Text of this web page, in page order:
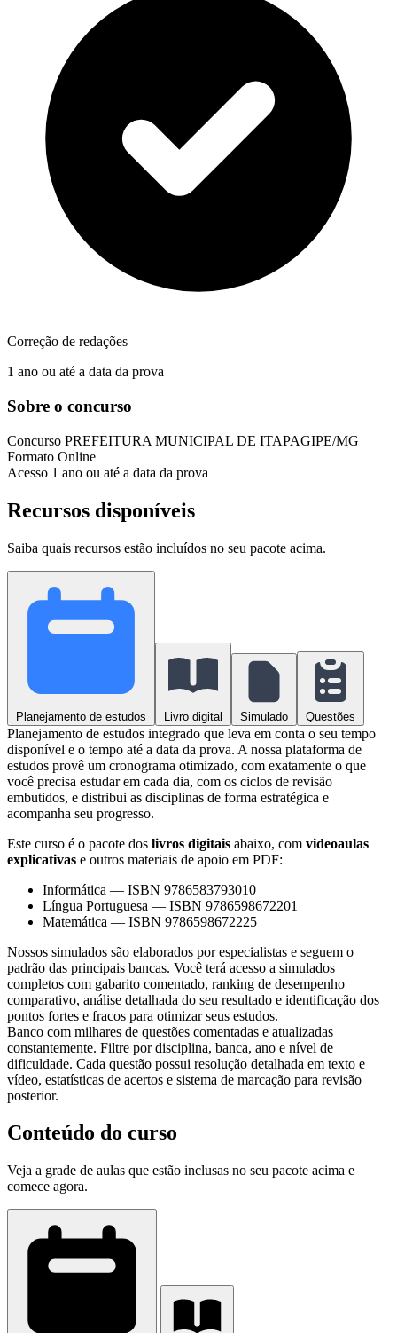
Correção de redações
1 ano ou até a data da prova
Sobre o concurso
Concurso PREFEITURA MUNICIPAL DE ITAPAGIPE/MG
Formato Online
Acesso 1 ano ou até a data da prova
Recursos disponíveis
Saiba quais recursos estão incluídos no seu pacote acima.
Planejamento de estudos Livro digital Simulado Questões
Planejamento de estudos integrado que leva em conta o seu tempo
disponível e o tempo até a data da prova. A nossa plataforma de
estudos provê um cronograma otimizado, com exatamente o que
você precisa estudar em cada dia, com os ciclos de revisão
embutidos, e distribui as disciplinas de forma estratégica e
acompanha seu progresso.
Este curso é o pacote dos livros digitais abaixo, com videoaulas
explicativas e outros materiais de apoio em PDF:
Informática — ISBN 9786583793010
Língua Portuguesa — ISBN 9786598672201
Matemática — ISBN 9786598672225
Nossos simulados são elaborados por especialistas e seguem o
padrão das principais bancas. Você terá acesso a simulados
completos com gabarito comentado, ranking de desempenho
comparativo, análise detalhada do seu resultado e identificação dos
pontos fortes e fracos para otimizar seus estudos.
Banco com milhares de questões comentadas e atualizadas
constantemente. Filtre por disciplina, banca, ano e nível de
dificuldade. Cada questão possui resolução detalhada em texto e
vídeo, estatísticas de acertos e sistema de marcação para revisão
posterior.
Conteúdo do curso
Veja a grade de aulas que estão inclusas no seu pacote acima e
comece agora.